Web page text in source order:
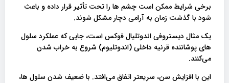
برخی شرایط ممکن است چشم ها را تحت تأثیر قرار داده و باعث
شود با گذشت زمان به آرامی دچار مشکل شوند.
یک مثال دیستروفی اندوتلیال فوکس است، جایی که عملکرد سلول
های پوشاننده قرنیه داخلی (اندوتلیوم) شروع به خراب شدن
می‌کنند.
این با افزایش سن، سریعتر اتفاق می‌افتد. با ضعیف شدن سلول ها،